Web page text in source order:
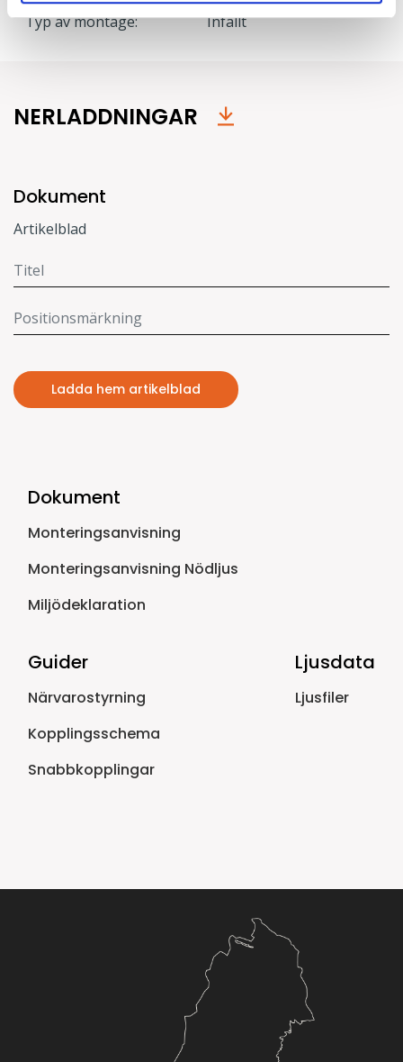
Typ av montage: Infällt
NERLADDNINGAR
Dokument
Artikelblad
Ladda hem artikelblad
Dokument
Monteringsanvisning
Monteringsanvisning Nödljus
Miljödeklaration
Guider
Närvarostyrning
Kopplingsschema
Snabbkopplingar
Ljusdata
Ljusfiler